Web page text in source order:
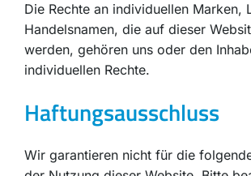
Die Rechte an individuellen Marken,
Handelsnamen, die auf dieser
werden, gehören uns oder den
individuellen Rechte.
Haftungsausschluss
Wir garantieren nicht für die